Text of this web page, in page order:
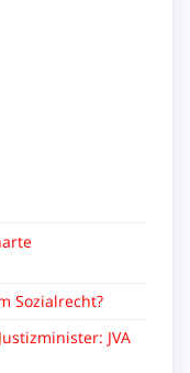
Sozialrecht?
JVA